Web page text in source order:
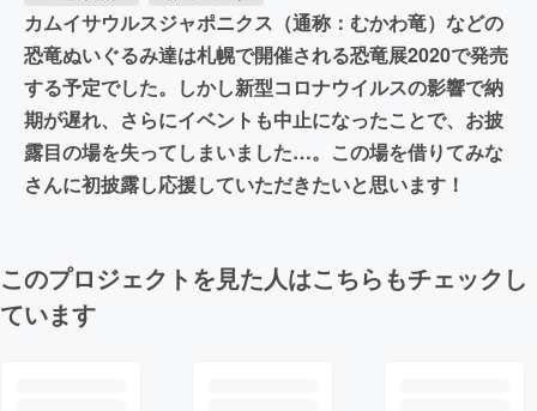
カムイサウルスジャポニクス（通称：むかわ竜）などの
恐竜ぬいぐるみ達は札幌で開催される恐竜展2020で発売
する予定でした。しかし新型コロナウイルスの影響で納
期が遅れ、さらにイベントも中止になったことで、お披
露目の場を失ってしまいました…。この場を借りてみな
さんに初披露し応援していただきたいと思います！
このプロジェクトを見た人はこちらもチェックし
ています